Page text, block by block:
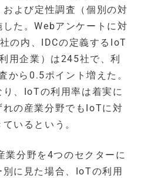
よび定性調査（個別の対
た。Webアンケートに対
の内、IDCの定義するIoT
用企業）は245社で、利
から0.5ポイント増えた。
、IoTの利用率は着実に
の産業分野でもIoTに対
いるという。
業分野を4つのセクターに
に見た場合、IoTの利用